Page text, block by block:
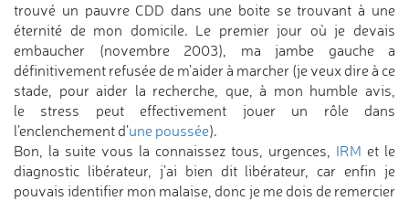
trouvé un pauvre CDD dans une boite se trouvant à une
éternité de mon domicile. Le premier jour où je devais
embaucher (novembre 2003), ma jambe gauche a
définitivement refusée de m’aider à marcher (je veux dire à ce
stade, pour aider la recherche, que, à mon humble avis,
le stress peut effectivement jouer un rôle dans
l’enclenchement d’une poussée).
Bon, la suite vous la connaissez tous, urgences, IRM et le
diagnostic libérateur, j’ai bien dit libérateur, car enfin je
pouvais identifier mon malaise, donc je me dois de remercier